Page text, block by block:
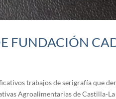
FUNDACIÓN
trabajos de serigrafía que
Agroalimentarias de Castilla-